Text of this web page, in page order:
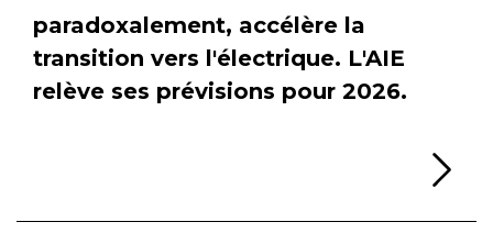
paradoxalement, accélère la
transition vers l'électrique. L'AIE
relève ses prévisions pour 2026.